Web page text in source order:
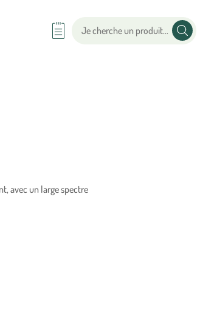
avec un large spectre